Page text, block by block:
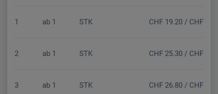
1 ab 1 STK CHF 19.20 / CHF
2 ab 1 STK CHF 25.30 / CHF
3 ab 1 STK CHF 26.80 / CHF